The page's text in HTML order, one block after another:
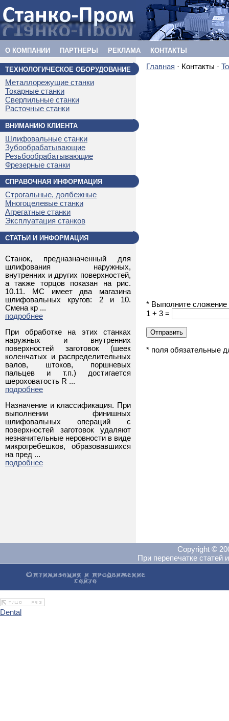
О КОМПАНИИ ПАРТНЕРЫ РЕКЛАМА КОНТАКТЫ
ТЕХНОЛОГИЧЕСКОЕ ОБОРУДОВАНИЕ
Металлорежущие станки
Токарные станки
Сверлильные станки
Расточные станки
ВНИМАНИЮ КЛИЕНТА
Шлифовальные станки
Зубообрабатывающие
Резьбообрабатывающие
Фрезерные станки
СПРАВОЧНАЯ ИНФОРМАЦИЯ
Строгальные, долбежные
Многоцелевые станки
Агрегатные станки
Эксплуатация станков
СТАТЬИ И ИНФОРМАЦИЯ
Станок, предназначенный для
шлифования наружных,
внутренних и других поверхностей,
а также торцов показан на рис.
10.11. МС имеет два магазина
шлифовальных кругов: 2 и 10.
Смена кр ...
подробнее
При обработке на этих станках
наружных и внутренних
поверхностей заготовок (шеек
коленчатых и распределительных
валов, штоков, поршневых
пальцев и т.п.) достигается
шероховатость R ...
подробнее
Назначение и классификация. При
выполнении финишных
шлифовальных операций с
поверхностей заготовок удаляют
незначительные неровности в виде
микрогребешков, образовавшихся
на пред ...
подробнее
Главная · Контакты ·
* Выполните сложение
1 + 3 =
* поля обязательные
Copyright ©
При перепечатке статей
Dental